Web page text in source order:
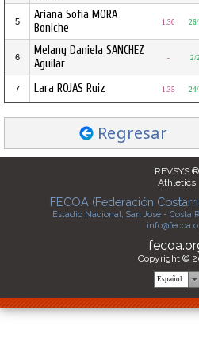
5
Ariana Sofia MORA
Boniche
1.30
6
Melany Daniela SANCHEZ
Aguilar
- 2/
7 Lara ROJAS Ruiz 1.35
Regresar
REVSYS ®
Athletics
FECOA (Federación
Estadio Nacional, San José - Costa
Copyright ©